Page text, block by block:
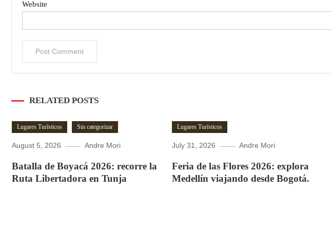
Website
RELATED POSTS
Lugares Turísticos Sin categorizar
August 5, 2026 Andre Mori
Batalla de Boyacá 2026: recorre la
Ruta Libertadora en Tunja
Lugares Turísticos
July 31, 2026 Andre Mori
Feria de las Flores 2026: explora
Medellín viajando desde Bogotá.